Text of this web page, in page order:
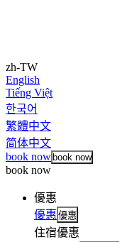
zh-TW
English
Tiếng Việt
한국어
繁體中文
简体中文
book nowbook now
book now
優惠
優惠 優惠
住宿優惠